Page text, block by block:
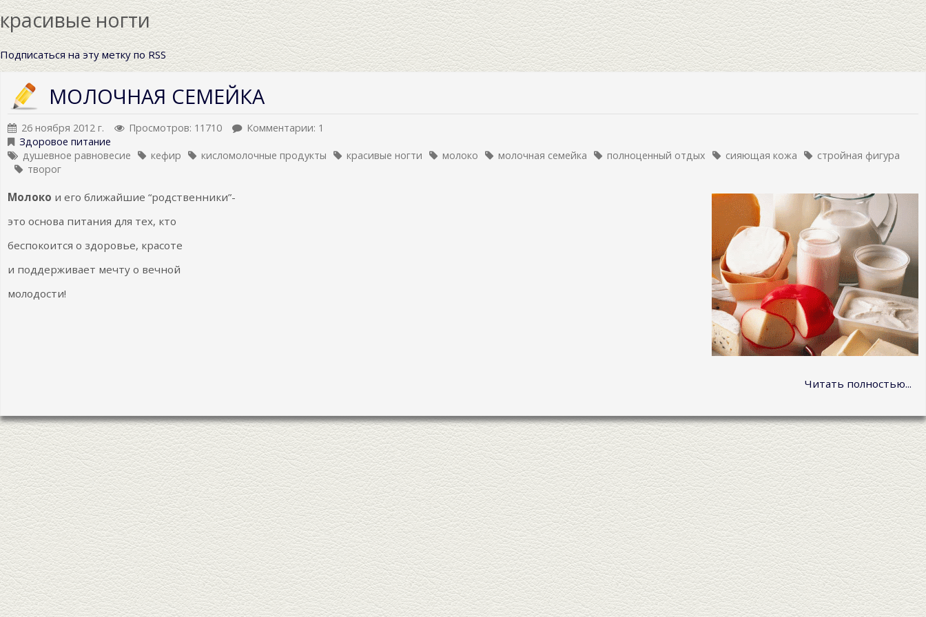
красивые ногти
Подписаться на эту метку по RSS
МОЛОЧНАЯ СЕМЕЙКА
26 ноября 2012 г. Просмотров: 11710
Комментарии: 1
Здоровое питание
душевное равновесие
кефир кисломолочные продукты красивые ногти молоко молочная семейка полноценный отдых сияющая кожа
стройная фигура
творог
Молоко и его ближайшие “родственники”-
это основа питания для тех, кто
беспокоится о здоровье, красоте
и поддерживает мечту о вечной
молодости!
Читать полностью...